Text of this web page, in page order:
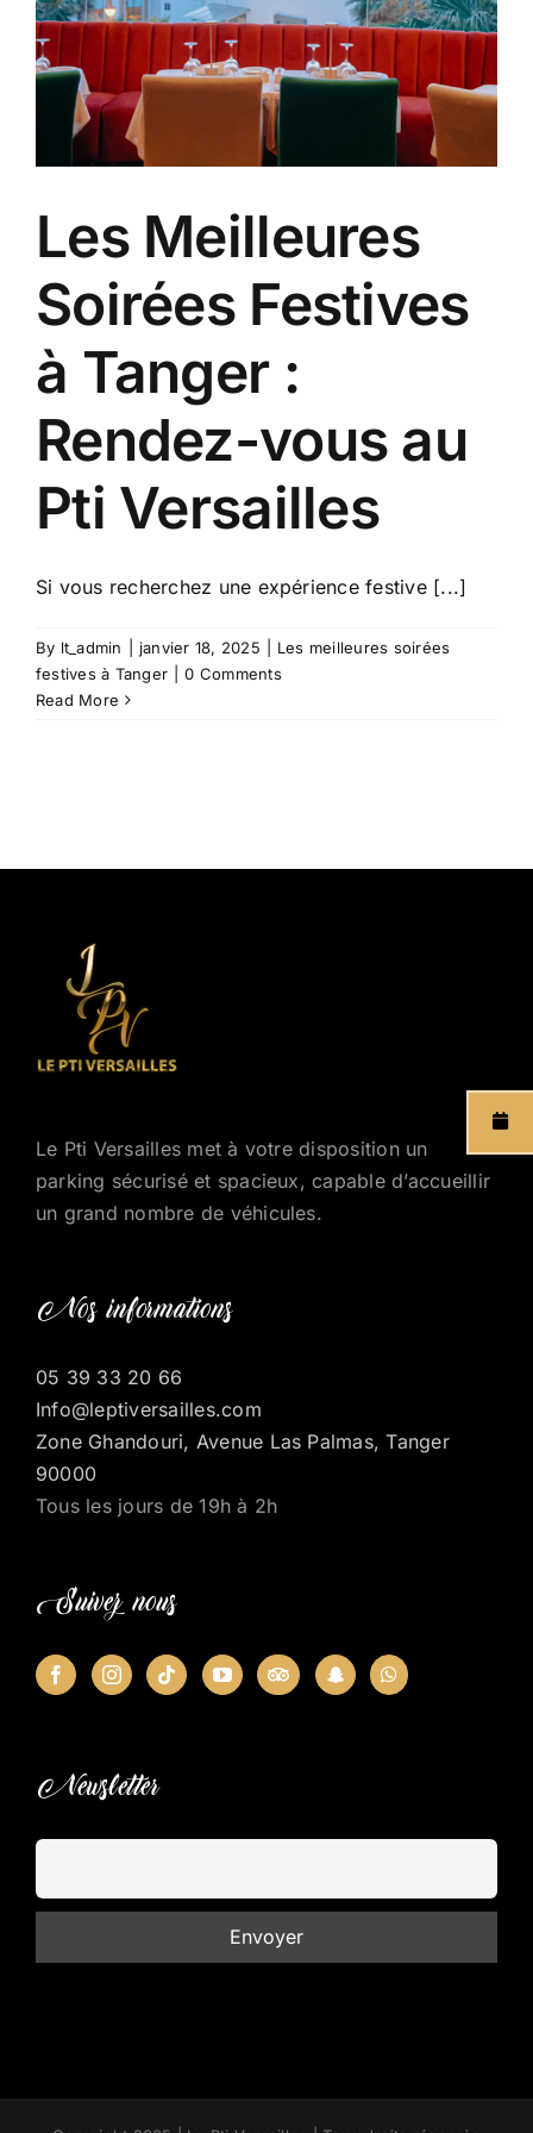
Les Meilleures
Soirées Festives
à Tanger :
Rendez-vous au
Pti Versailles
Si vous recherchez une expérience festive [...]
By lt_admin janvier 18, 2025
Les meilleures soirées
festives à Tanger
0 Comments
Read More
Le Pti Versailles met à votre disposition un
parking sécurisé et spacieux, capable d’accueillir
un grand nombre de véhicules.
Nos informations
05 39 33 20 66
Info@leptiversailles.com
Zone Ghandouri, Avenue Las Palmas, Tanger
90000
Tous les jours de 19h à 2h
Suivez nous
Newsletter